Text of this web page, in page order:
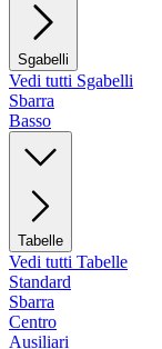
Sgabelli
Vedi tutti Sgabelli
Sbarra
Basso
Tabelle
Vedi tutti Tabelle
Standard
Sbarra
Centro
Ausiliari